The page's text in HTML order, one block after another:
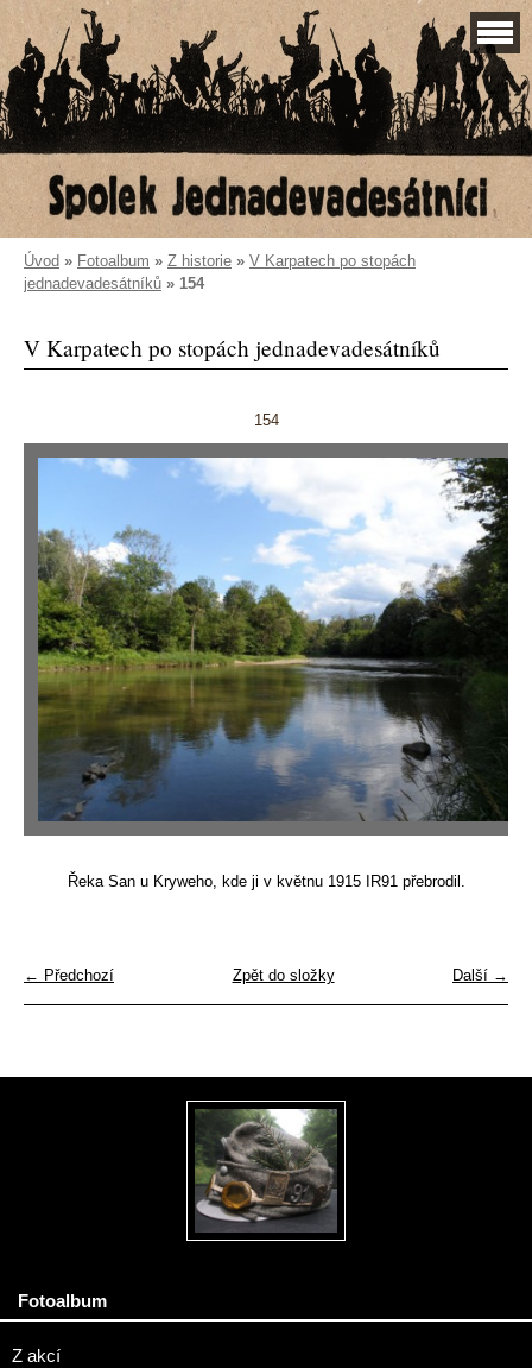
Úvod » Fotoalbum » Z historie » V Karpatech po stopách
jednadevadesátníků » 154
V Karpatech po stopách jednadevadesátníků
154
Řeka San u Kryweho, kde ji v květnu 1915 IR91 přebrodil.
← Předchozí Další →
Zpět do složky
Fotoalbum
Z akcí